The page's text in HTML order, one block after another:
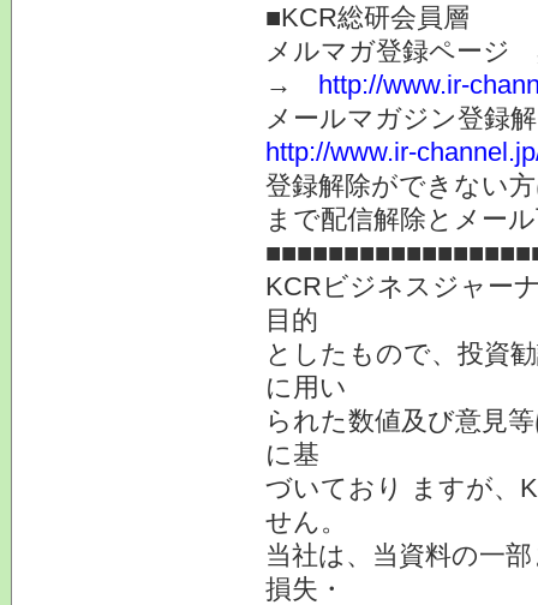
■KCR総研会員層
メルマガ登録ページ
→ http://www.ir-
メールマガジン登録
http://www.ir-
登録解除ができない
まで配信解除とメー
KCRビジネスジャー
目的
としたもので、投資
に用い
られた数値及び意見
に基
づいており ますが、
せん。
当社は、当資料の一
損失・